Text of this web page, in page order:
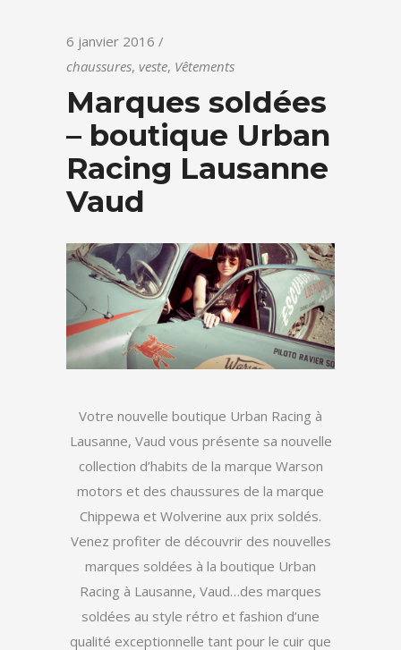
6 janvier 2016
chaussures, veste, Vêtements
Marques soldées
– boutique Urban
Racing Lausanne
Vaud
Votre nouvelle boutique Urban Racing à
Lausanne, Vaud vous présente sa nouvelle
collection d’habits de la marque Warson
motors et des chaussures de la marque
Chippewa et Wolverine aux prix soldés.
Venez profiter de découvrir des nouvelles
marques soldées à la boutique Urban
Racing à Lausanne, Vaud…des marques
soldées au style rétro et fashion d’une
qualité exceptionnelle tant pour le cuir que